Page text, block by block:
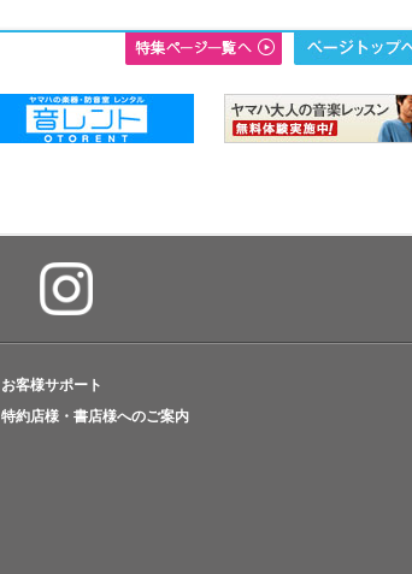
お客様サポート
特約店様・書店様へのご案内